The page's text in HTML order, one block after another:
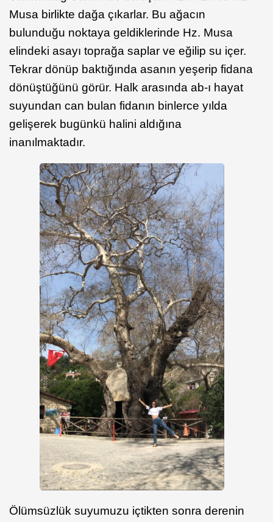
Musa birlikte dağa çıkarlar. Bu ağacın
bulunduğu noktaya geldiklerinde Hz. Musa
elindeki asayı toprağa saplar ve eğilip su içer.
Tekrar dönüp baktığında asanın yeşerip fidana
dönüştüğünü görür. Halk arasında ab-ı hayat
suyundan can bulan fidanın binlerce yılda
gelişerek bugünkü halini aldığına
inanılmaktadır.
Ölümsüzlük suyumuzu içtikten sonra derenin